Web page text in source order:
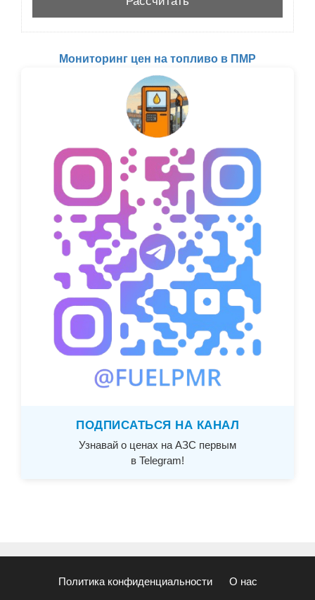
Мониторинг цен на топливо в ПМР
ПОДПИСАТЬСЯ НА КАНАЛ
Узнавай о ценах на АЗС первым
в Telegram!
Политика конфиденциальности О нас